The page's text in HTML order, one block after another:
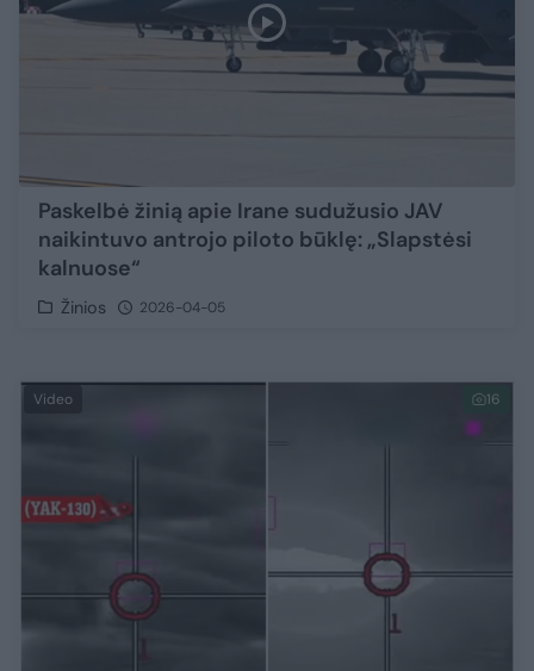
Paskelbė žinią apie Irane sudužusio JAV
naikintuvo antrojo piloto būklę: „Slapstėsi
kalnuose“
Žinios 2026-04-05
Video 16